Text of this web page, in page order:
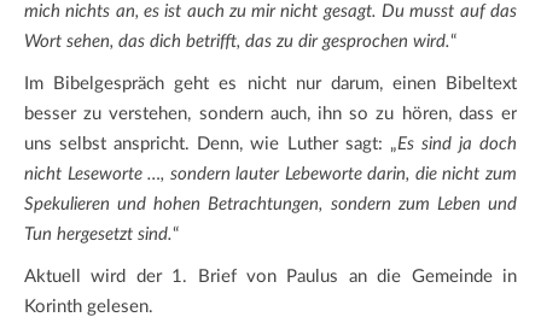
mich nichts an, es ist auch zu mir nicht gesagt. Du musst auf das
Wort sehen, das dich betrifft, das zu dir gesprochen wird.“
Im Bibelgespräch geht es nicht nur darum, einen Bibeltext
besser zu verstehen, sondern auch, ihn so zu hören, dass er
uns selbst anspricht. Denn, wie Luther sagt: „Es sind ja doch
nicht Leseworte …, sondern lauter Lebeworte darin, die nicht zum
Spekulieren und hohen Betrachtungen, sondern zum Leben und
Tun hergesetzt sind.“
Aktuell wird der 1. Brief von Paulus an die Gemeinde in
Korinth gelesen.